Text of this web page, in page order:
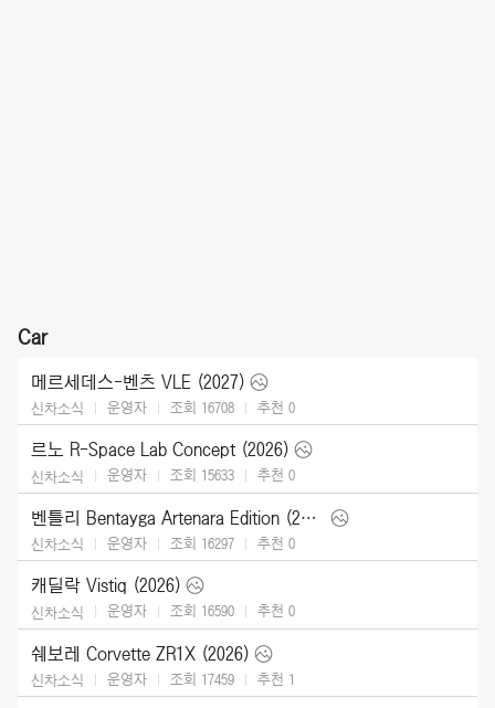
Car
메르세데스-벤츠 VLE (2027)
신차소식 운영자 조회 16708 추천 0
르노 R-Space Lab Concept (2026)
신차소식 운영자 조회 15633 추천 0
벤틀리 Bentayga Artenara Edition (2027)
신차소식 운영자 조회 16297 추천 0
캐딜락 Vistiq (2026)
신차소식 운영자 조회 16590 추천 0
쉐보레 Corvette ZR1X (2026)
신차소식 운영자 조회 17459 추천 1